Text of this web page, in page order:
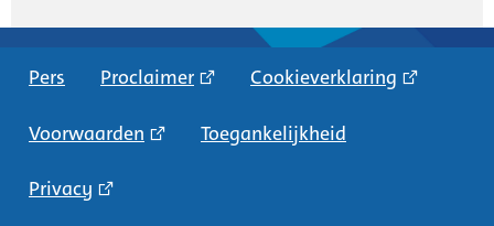
Pers Proclaimer Cookieverklaring
Voorwaarden Toegankelijkheid
Privacy